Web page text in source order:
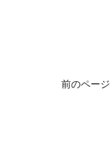
前のページ